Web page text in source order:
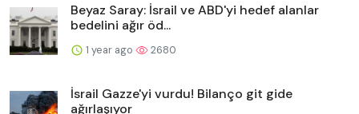
Beyaz Saray: İsrail ve ABD'yi hedef alanlar
bedelini ağır öd...
1 year ago 2680
İsrail Gazze'yi vurdu! Bilanço git gide
ağırlaşıyor